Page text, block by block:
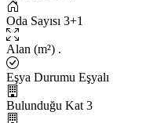
Oda Sayısı 3+1
Alan (m²) .
Eşya Durumu Eşyalı
Bulunduğu Kat 3